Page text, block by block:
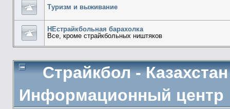
Туризм и выживание
НЕстрайкбольная барахолка
Все, кроме страйкбольных ништяков
Страйкбол -
Информационный центр